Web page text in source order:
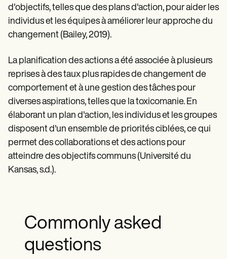
d'objectifs, telles que des plans d'action, pour aider les
individus et les équipes à améliorer leur approche du
changement (Bailey, 2019).
La planification des actions a été associée à plusieurs
reprises à des taux plus rapides de changement de
comportement et à une gestion des tâches pour
diverses aspirations, telles que la toxicomanie. En
élaborant un plan d'action, les individus et les groupes
disposent d'un ensemble de priorités ciblées, ce qui
permet des collaborations et des actions pour
atteindre des objectifs communs (Université du
Kansas, s.d.).
Commonly asked
questions